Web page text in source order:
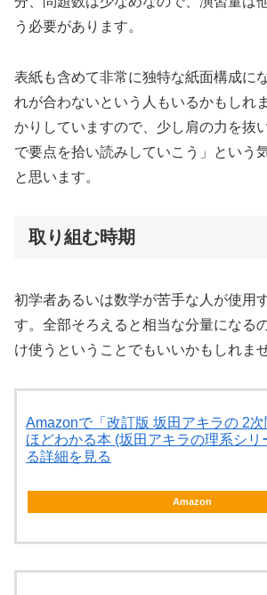
う必要があります。
表紙も含めて非常に独特な紙面構成に
れが合わないという人もいるかもしれ
かりしていますので、少し肩の力を抜
で要点を拾い読みしていこう」という
と思います。
取り組む時期
初学者あるいは数学が苦手な人が使用
す。全部そろえると相当な分量になる
け使うということでもいいかもしれませ
Amazonで「改訂版 坂田アキラの 2
ほどわかる本 (坂田アキラの理系シリ
る詳細を見る
Amazon